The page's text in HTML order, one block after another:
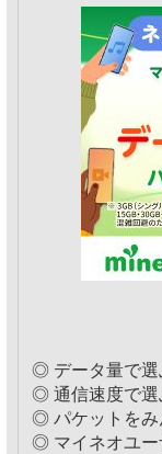
◎ データ量で選
◎ 通信速度で選
◎ パケットをみ
◎ マイネオユー